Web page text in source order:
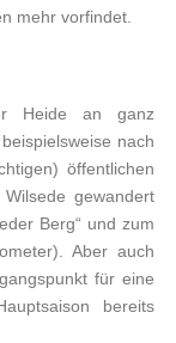
mehr vorfindet.
Heide an ganz
nach
öffentlichen
gewandert
Berg“ und zum
Aber auch
für eine
bereits